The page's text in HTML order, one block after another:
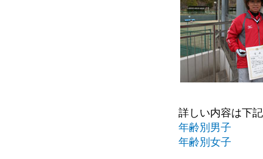
詳しい内容は下
年齢別男子
年齢別女子